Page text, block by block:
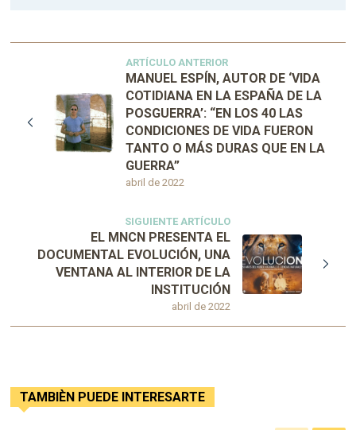
ARTÍCULO ANTERIOR
abril de 2022
MANUEL ESPÍN, AUTOR DE ‘VIDA
COTIDIANA EN LA ESPAÑA DE LA
POSGUERRA’: “EN LOS 40 LAS
CONDICIONES DE VIDA FUERON
TANTO O MÁS DURAS QUE EN LA
GUERRA”
SIGUIENTE ARTÍCULO
abril de 2022
EL MNCN PRESENTA EL
DOCUMENTAL EVOLUCIÓN, UNA
VENTANA AL INTERIOR DE LA
INSTITUCIÓN
TAMBIÈN PUEDE INTERESARTE